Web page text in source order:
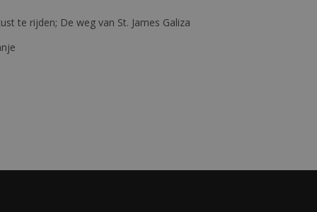
te rijden; De weg van St. James Galiza